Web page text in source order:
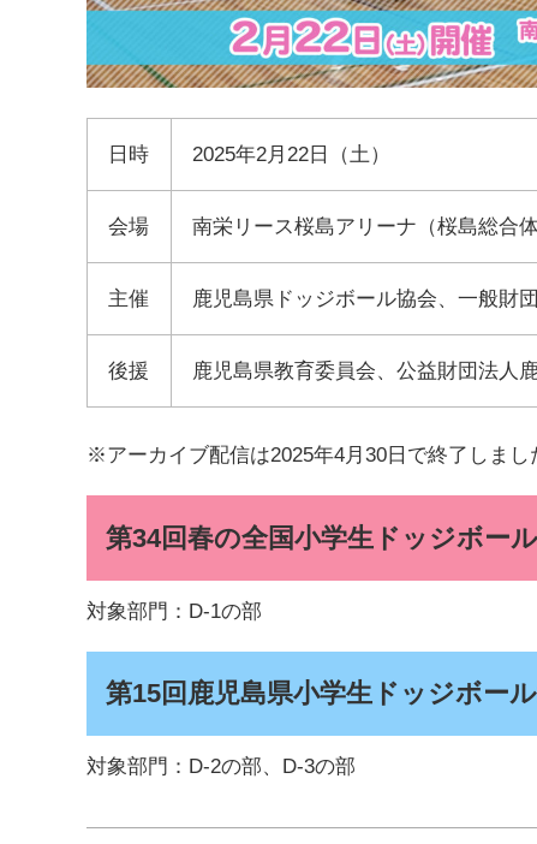
日時 2025年2月22日（土）
会場 南栄リース桜島アリーナ（桜島総合体
主催 鹿児島県ドッジボール協会、一般財
後援 鹿児島県教育委員会、公益財団法人
※アーカイブ配信は2025年4月30日で終了しまし
第34回春の全国小学生ドッジボー
対象部門：D-1の部
第15回鹿児島県小学生ドッジボー
対象部門：D-2の部、D-3の部